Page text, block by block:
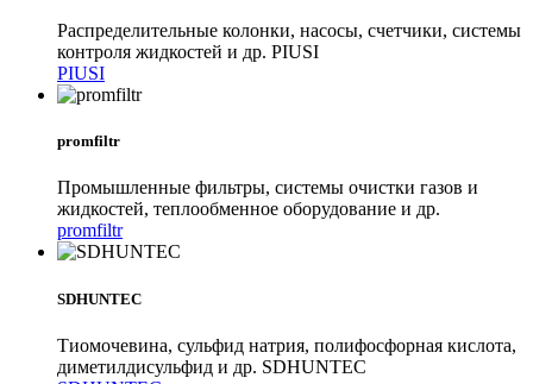
Распределительные колонки, насосы, счетчики, системы
контроля жидкостей и др. PIUSI
PIUSI
promfiltr
Промышленные фильтры, системы очистки газов и
жидкостей, теплообменное оборудование и др.
promfiltr
SDHUNTEC
Тиомочевина, сульфид натрия, полифосфорная кислота,
диметилдисульфид и др. SDHUNTEC